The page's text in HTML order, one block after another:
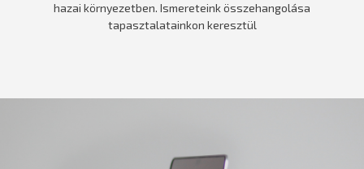
hazai környezetben. Ismereteink összehangolása
tapasztalatainkon keresztül